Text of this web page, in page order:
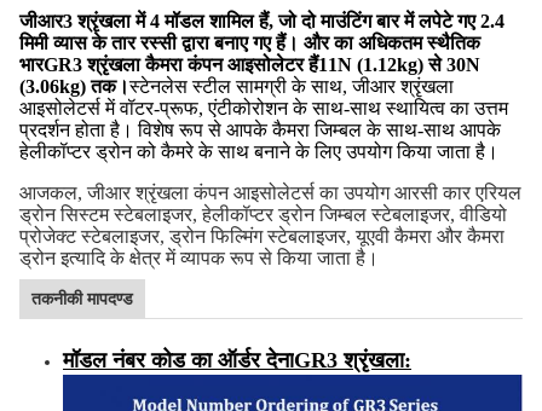
जीआर3 श्रृंखला में 4 मॉडल शामिल हैं, जो दो माउंटिंग बार में लपेटे गए 2.4
मिमी व्यास के तार रस्सी द्वारा बनाए गए हैं। और का अधिकतम स्थैतिक
भारGR3 श्रृंखला कैमरा कंपन आइसोलेटर हैं11N (1.12kg) से 30N
(3.06kg) तक।स्टेनलेस स्टील सामग्री के साथ, जीआर श्रृंखला
आइसोलेटर्स में वॉटर-प्रूफ, एंटीकोरोशन के साथ-साथ स्थायित्व का उत्तम
प्रदर्शन होता है। विशेष रूप से आपके कैमरा जिम्बल के साथ-साथ आपके
हेलीकॉप्टर ड्रोन को कैमरे के साथ बनाने के लिए उपयोग किया जाता है।
आजकल, जीआर श्रृंखला कंपन आइसोलेटर्स का उपयोग आरसी कार एरियल
ड्रोन सिस्टम स्टेबलाइजर, हेलीकॉप्टर ड्रोन जिम्बल स्टेबलाइजर, वीडियो
प्रोजेक्ट स्टेबलाइजर, ड्रोन फिल्मिंग स्टेबलाइजर, यूएवी कैमरा और कैमरा
ड्रोन इत्यादि के क्षेत्र में व्यापक रूप से किया जाता है।
तकनीकी मापदण्ड
मॉडल नंबर कोड का ऑर्डर देनाGR3 श्रृंखला: